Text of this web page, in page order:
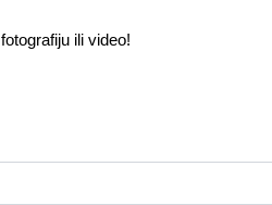
ili video!